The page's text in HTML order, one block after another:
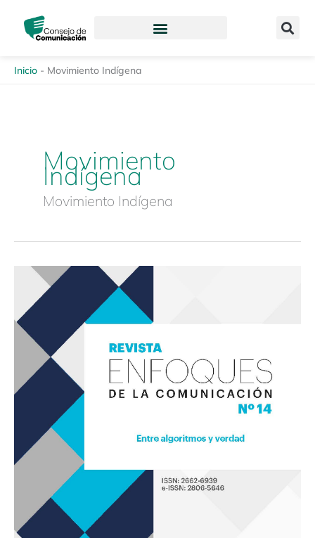
contenido
Inicio - Movimiento Indígena
Movimiento
Indígena
Movimiento Indígena
Revista
Enfoques
la
Comunicación
«Entre
algoritmos
y